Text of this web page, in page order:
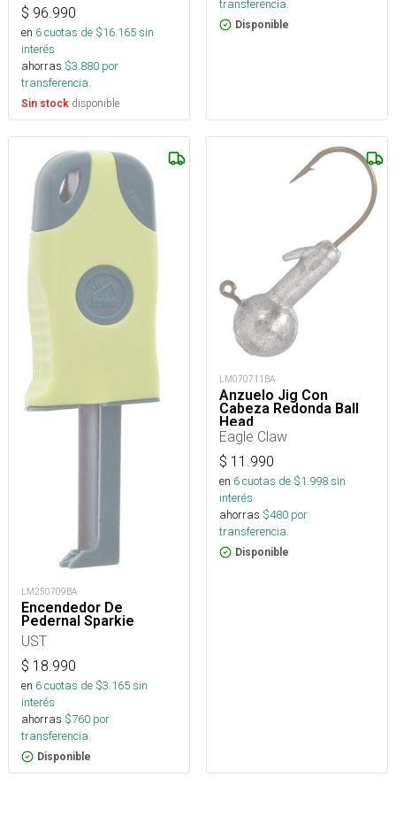
$ 96.990
en 6cuotas de $16.165sin
interés
ahorras $3.880 por
transferencia.
Sin stock disponible
transferencia.
Disponible
LM250709BA
Encendedor De
Pedernal Sparkie
UST
$ 18.990
en 6cuotas de $3.165sin
interés
ahorras $760 por
transferencia.
Disponible
LM070711BA
Anzuelo Jig Con
Cabeza Redonda Ball
Head
Eagle Claw
$ 11.990
en 6cuotas de $1.998sin
interés
ahorras $480 por
transferencia.
Disponible